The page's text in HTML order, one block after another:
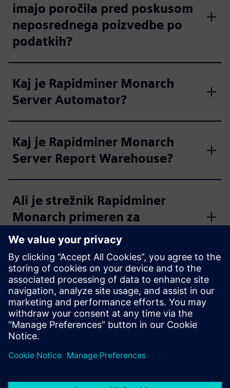
imajo poročila pred poskusom
neposrednega poizvedbe po
podatkih?
Kaj je Rapidminer Monarch
Server Automator?
Kaj je Rapidminer Monarch
Server Report Warehouse?
Ali je strežnik Rapidminer
Monarch primeren za
regulirane panoge?
Kateri so pogosti primeri
uporabe strežnika Rapidminer
Monarch?